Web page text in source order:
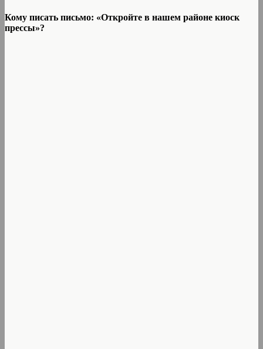
Кому писать письмо: «Откройте в нашем районе киоск
прессы»?